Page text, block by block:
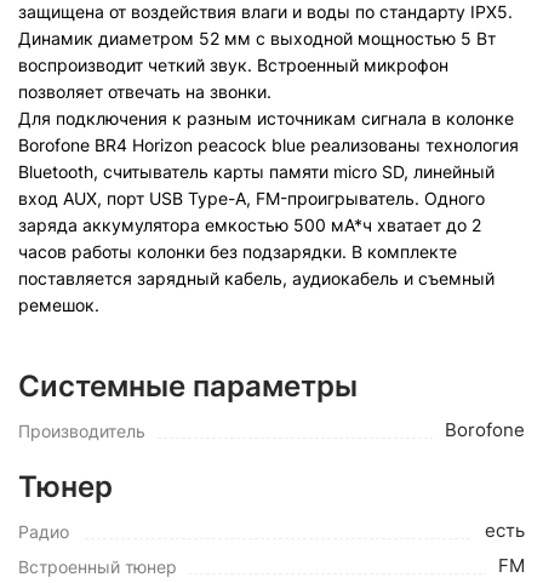
защищена от воздействия влаги и воды по стандарту IPX5.
Динамик диаметром 52 мм с выходной мощностью 5 Вт
воспроизводит четкий звук. Встроенный микрофон
позволяет отвечать на звонки.
Для подключения к разным источникам сигнала в колонке
Borofone BR4 Horizon peacock blue реализованы технология
Bluetooth, считыватель карты памяти micro SD, линейный
вход AUX, порт USB Type-A, FM-проигрыватель. Одного
заряда аккумулятора емкостью 500 мА*ч хватает до 2
часов работы колонки без подзарядки. В комплекте
поставляется зарядный кабель, аудиокабель и съемный
ремешок.
Системные параметры
Производитель Borofone
Тюнер
Радио есть
Встроенный тюнер FM